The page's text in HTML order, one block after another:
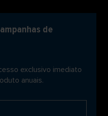
de
exclusivo imediato
anuais.